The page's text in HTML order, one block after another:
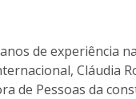
de experiência
Cláudia
de Pessoas da